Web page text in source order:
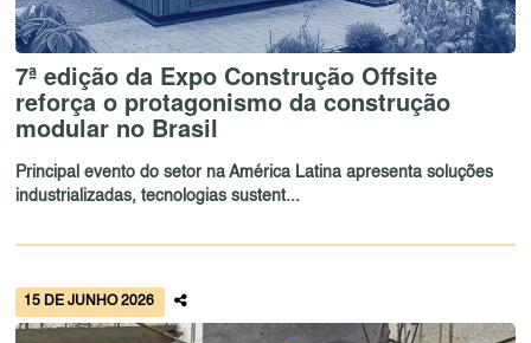
7ª edição da Expo Construção Offsite
reforça o protagonismo da construção
modular no Brasil
Principal evento do setor na América Latina apresenta soluções
industrializadas, tecnologias sustent...
15 DE JUNHO 2026